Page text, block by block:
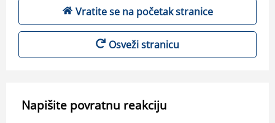
Vratite se na početak stranice
Osveži stranicu
Napišite povratnu reakciju